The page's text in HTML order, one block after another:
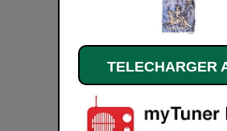
TELECHARGER